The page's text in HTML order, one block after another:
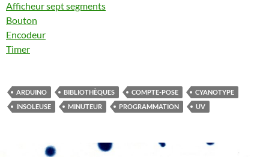
Afficheur sept segments
Bouton
Encodeur
Timer
ARDUINO BIBLIOTHÈQUES COMPTE-POSE
CYANOTYPE
INSOLEUSE
MINUTEUR PROGRAMMATION UV